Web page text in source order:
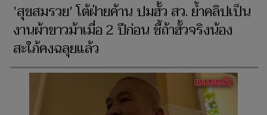
'สุขสมรวย' โต้ฝ่ายค้าน ปมฮั้ว สว. ย้ำคลิปเป็น
งานผ้าขาวม้าเมื่อ 2 ปีก่อน ชี้ถ้าฮั้วจริงน้อง
สะใภ้คงฉลุยแล้ว